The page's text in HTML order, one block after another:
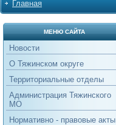
Главная
МЕНЮ САЙТА
Новости
О Тяжинском округе
Территориальные отделы
Администрация Тяжинского
МО
Нормативно - правовые акты